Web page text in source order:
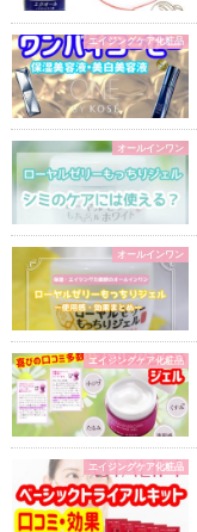
エイジングケア化粧品
オールインワン
オールインワン
エイジングケア化粧品
エイジングケア化粧品